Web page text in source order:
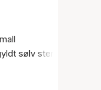
sølv sterling 925